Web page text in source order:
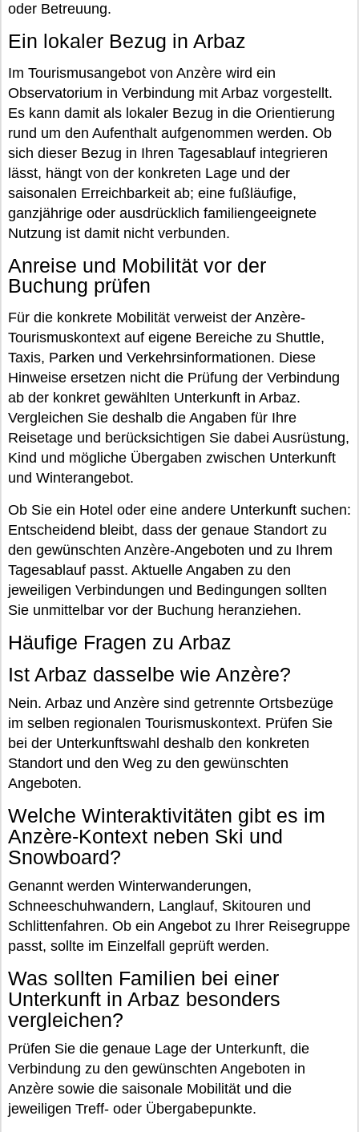
oder Betreuung.
Ein lokaler Bezug in Arbaz
Im Tourismusangebot von Anzère wird ein
Observatorium in Verbindung mit Arbaz vorgestellt.
Es kann damit als lokaler Bezug in die Orientierung
rund um den Aufenthalt aufgenommen werden. Ob
sich dieser Bezug in Ihren Tagesablauf integrieren
lässt, hängt von der konkreten Lage und der
saisonalen Erreichbarkeit ab; eine fußläufige,
ganzjährige oder ausdrücklich familiengeeignete
Nutzung ist damit nicht verbunden.
Anreise und Mobilität vor der
Buchung prüfen
Für die konkrete Mobilität verweist der Anzère-
Tourismuskontext auf eigene Bereiche zu Shuttle,
Taxis, Parken und Verkehrsinformationen. Diese
Hinweise ersetzen nicht die Prüfung der Verbindung
ab der konkret gewählten Unterkunft in Arbaz.
Vergleichen Sie deshalb die Angaben für Ihre
Reisetage und berücksichtigen Sie dabei Ausrüstung,
Kind und mögliche Übergaben zwischen Unterkunft
und Winterangebot.
Ob Sie ein Hotel oder eine andere Unterkunft suchen:
Entscheidend bleibt, dass der genaue Standort zu
den gewünschten Anzère-Angeboten und zu Ihrem
Tagesablauf passt. Aktuelle Angaben zu den
jeweiligen Verbindungen und Bedingungen sollten
Sie unmittelbar vor der Buchung heranziehen.
Häufige Fragen zu Arbaz
Ist Arbaz dasselbe wie Anzère?
Nein. Arbaz und Anzère sind getrennte Ortsbezüge
im selben regionalen Tourismuskontext. Prüfen Sie
bei der Unterkunftswahl deshalb den konkreten
Standort und den Weg zu den gewünschten
Angeboten.
Welche Winteraktivitäten gibt es im
Anzère-Kontext neben Ski und
Snowboard?
Genannt werden Winterwanderungen,
Schneeschuhwandern, Langlauf, Skitouren und
Schlittenfahren. Ob ein Angebot zu Ihrer Reisegruppe
passt, sollte im Einzelfall geprüft werden.
Was sollten Familien bei einer
Unterkunft in Arbaz besonders
vergleichen?
Prüfen Sie die genaue Lage der Unterkunft, die
Verbindung zu den gewünschten Angeboten in
Anzère sowie die saisonale Mobilität und die
jeweiligen Treff- oder Übergabepunkte.